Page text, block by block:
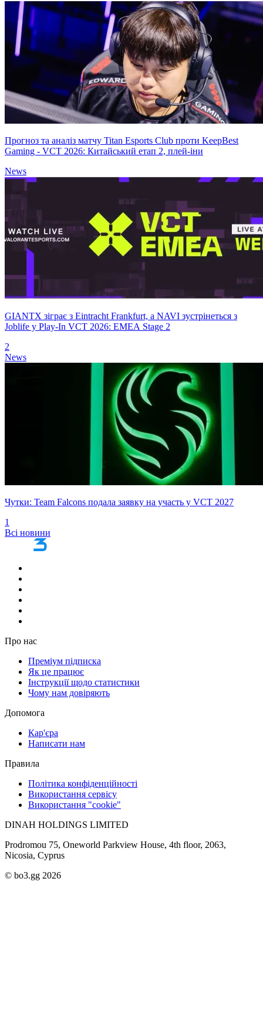
Прогноз та аналіз матчу Titan Esports Club проти KeepBest
Gaming - VCT 2026: Китайський етап 2, плей-іни
News
GIANTX зіграє з Eintracht Frankfurt, а NAVI зустрінеться з
Joblife у Play-In VCT 2026: EMEA Stage 2
2
News
Чутки: Team Falcons подала заявку на участь у VCT 2027
1
Всі новини
Про нас
Преміум підписка
Як це працює
Інструкції щодо статистики
Чому нам довіряють
Допомога
Кар'єра
Написати нам
Правила
Політика конфіденційності
Використання сервісу
Використання "cookie"
DINAH HOLDINGS LIMITED
Prodromou 75, Oneworld Parkview House, 4th floor, 2063,
Nicosia, Cyprus
© bo3.gg 2026